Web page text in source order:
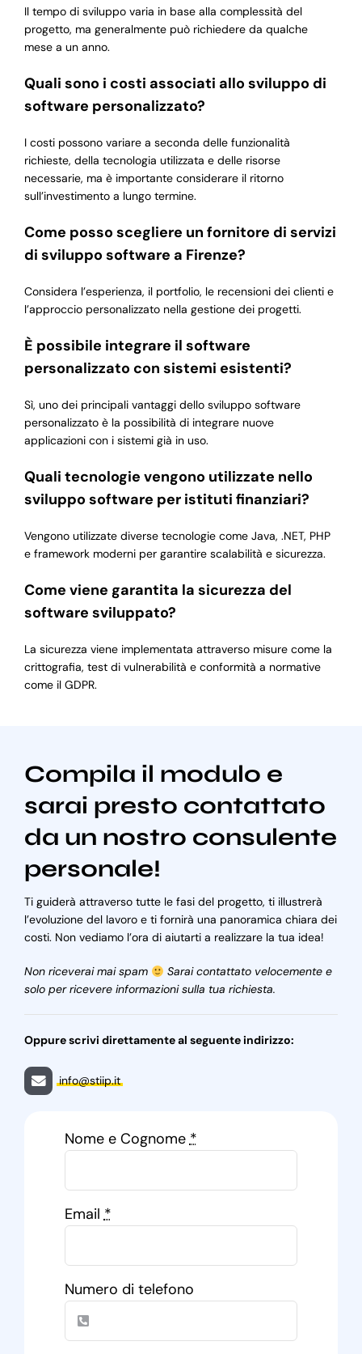
Il tempo di sviluppo varia in base alla complessità del
progetto, ma generalmente può richiedere da qualche
mese a un anno.
Quali sono i costi associati allo sviluppo di
software personalizzato?
I costi possono variare a seconda delle funzionalità
richieste, della tecnologia utilizzata e delle risorse
necessarie, ma è importante considerare il ritorno
sull’investimento a lungo termine.
Come posso scegliere un fornitore di servizi
di sviluppo software a Firenze?
Considera l’esperienza, il portfolio, le recensioni dei clienti e
l’approccio personalizzato nella gestione dei progetti.
È possibile integrare il software
personalizzato con sistemi esistenti?
Sì, uno dei principali vantaggi dello sviluppo software
personalizzato è la possibilità di integrare nuove
applicazioni con i sistemi già in uso.
Quali tecnologie vengono utilizzate nello
sviluppo software per istituti finanziari?
Vengono utilizzate diverse tecnologie come Java, .NET, PHP
e framework moderni per garantire scalabilità e sicurezza.
Come viene garantita la sicurezza del
software sviluppato?
La sicurezza viene implementata attraverso misure come la
crittografia, test di vulnerabilità e conformità a normative
come il GDPR.
Compila il modulo e
sarai presto contattato
da un nostro consulente
personale!
Ti guiderà attraverso tutte le fasi del progetto, ti illustrerà
l’evoluzione del lavoro e ti fornirà una panoramica chiara dei
costi. Non vediamo l’ora di aiutarti a realizzare la tua idea!
Non riceverai mai spam
Sarai contattato velocemente e
solo per ricevere informazioni sulla tua richiesta.
Oppure scrivi direttamente al seguente indirizzo:
info@stiip.it
Nome e Cognome*
Email*
Numero di telefono